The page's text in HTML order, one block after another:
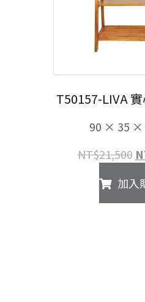
T50157-LIVA
90 × 35 ×
NT$21,500 原
價
加入